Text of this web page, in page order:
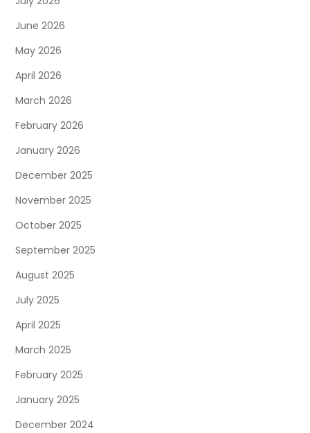
June 2026
May 2026
April 2026
March 2026
February 2026
January 2026
December 2025
November 2025
October 2025
September 2025
August 2025
July 2025
April 2025
March 2025
February 2025
January 2025
December 2024